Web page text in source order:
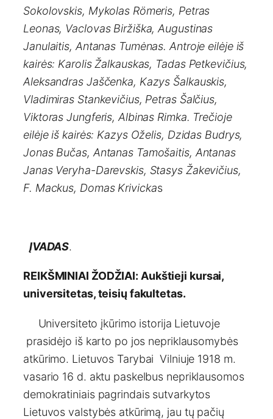
Sokolovskis, Mykolas Römeris, Petras
Leonas, Vaclovas Biržiška, Augustinas
Janulaitis, Antanas Tumėnas. Antroje eilėje iš
kairės: Karolis Žalkauskas, Tadas Petkevičius,
Aleksandras Jaščenka, Kazys Šalkauskis,
Vladimiras Stankevičius, Pe­tras Šalčius,
Viktoras Jungferis, Albinas Rimka. Trečioje
eilėje iš kairės: Kazys Oželis, Dzidas Budrys,
Jonas Bučas, Antanas Tamošaitis, Antanas
Janas Veryha-Darevskis, Stasys Žakevičius,
F. Mackus, Domas Krivickas
ĮVADAS.
REIKŠMINIAI ŽODŽIAI: Aukštieji kursai,
universitetas, teisių fakultetas.
Universiteto įkūrimo istorija Lietuvoje
prasidėjo iš karto po jos nepriklausomybės
atkūrimo. Lietuvos Tarybai Vilniuje 1918 m.
vasario 16 d. aktu paskelbus nepriklausomos
demokratiniais pagrindais sutvarkytos
Lietuvos valstybės atkūrimą, jau tų pačių